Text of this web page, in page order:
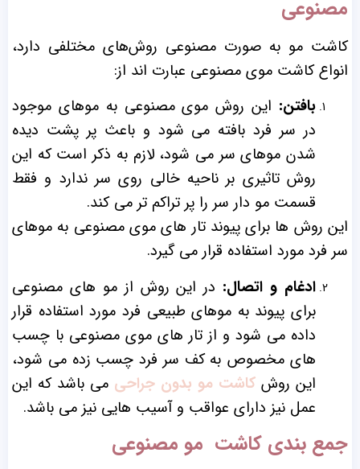
مصنوعی
کاشت مو به صورت مصنوعی روش‌های مختلفی دارد،
انواع کاشت موی مصنوعی عبارت اند از:
بافتن: این روش موی مصنوعی به موهای موجود
در سر فرد بافته می شود و‌ باعث پر پشت دیده
شدن موهای سر می شود، لازم به ذکر است که این
روش تاثیری بر ناحیه خالی روی سر ندارد و فقط
قسمت مو دار سر را پر تراکم تر می کند.
این روش ها برای پیوند تار های موی مصنوعی به موهای
سر فرد مورد استفاده قرار می گیرد.
ادغام و اتصال: در این روش از مو های مصنوعی
برای پیوند به موهای طبیعی فرد مورد استفاده قرار
داده می شود و از تار های موی مصنوعی با چسب
های مخصوص به کف سر فرد چسب زده می شود،
این روش کاشت مو بدون جراحی می باشد که این
عمل نیز دارای عواقب و آسیب هایی نیز می باشد.
جمع بندی کاشت مو مصنوعی